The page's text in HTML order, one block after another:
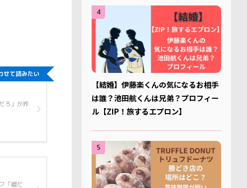
ろ」が炸
せて読みたい
「嘘だ
4
【結婚】伊藤楽くんの気になるお相手
は誰？池田航くんは兄弟？プロフィー
ル【ZIP！旅するエプロン】
5